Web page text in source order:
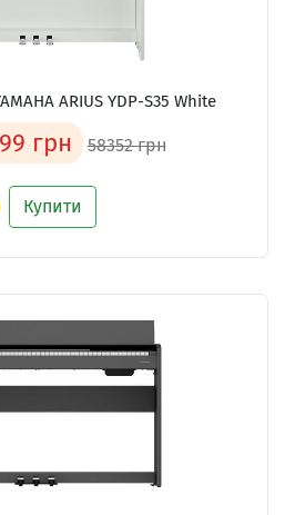
ARIUS YDP-S35 White
грн 58352 грн
Купити